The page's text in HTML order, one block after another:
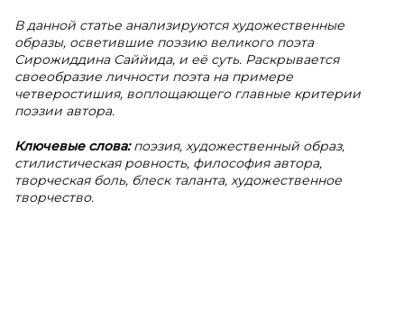
В данной статье анализируются художественные
образы, осветившие поэзию великого поэта
Сирожиддина Саййида, и её суть. Раскрывается
своеобразие личности поэта на примере
четверостишия, воплощающего главные критерии
поэзии автора.
Ключевые слова:поэзия, художественный образ,
стилистическая ровность, философия автора,
творческая боль, блеск таланта, художественное
творчество.